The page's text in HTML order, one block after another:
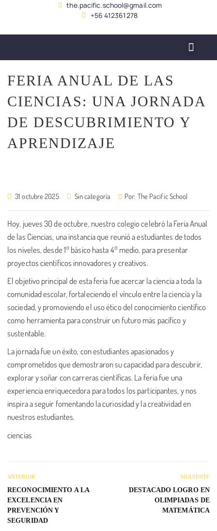
the.pacific.school@gmail.com
+56 412361278
FERIA ANUAL DE LAS
CIENCIAS: UNA JORNADA
DE DESCUBRIMIENTO Y
APRENDIZAJE
31 octubre 2025 Sin categoría Por: The Pacific School
Hoy, jueves 30 de octubre, nuestro colegio celebró la Feria Anual
de las Ciencias, una instancia que reunió a estudiantes de todos
los niveles, desde 1° básico hasta 4° medio, para presentar
proyectos científicos innovadores y creativos.
El objetivo principal de esta feria fue acercar la ciencia a toda la
comunidad escolar, fortaleciendo el vínculo entre la ciencia y la
sociedad, y promoviendo el uso ético del conocimiento científico
como herramienta para construir un futuro más pacífico y
sustentable.
La jornada fue un éxito, con estudiantes apasionados y
comprometidos que demostraron su capacidad para descubrir,
explorar y soñar con carreras científicas. La feria fue una
experiencia enriquecedora para todos los participantes, y nos
inspira a seguir fomentando la curiosidad y la creatividad en
nuestros estudiantes.
ciencias
ANTERIOR
RECONOCIMIENTO A LA
EXCELENCIA EN
PREVENCIÓN Y
SEGURIDAD
SIGUIENTE
DESTACADO LOGRO EN
OLIMPIADAS DE
MATEMÁTICA